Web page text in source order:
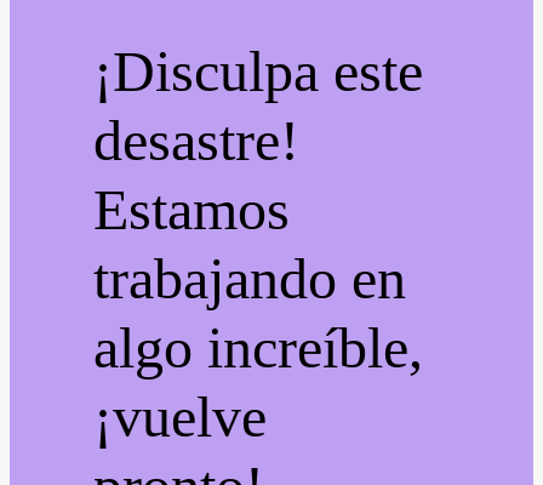
¡Disculpa este
desastre!
Estamos
trabajando en
algo increíble,
¡vuelve